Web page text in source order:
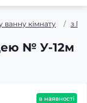
ванну кімнату з
№ У-12м
в наявності